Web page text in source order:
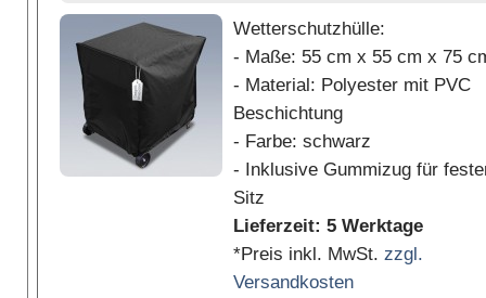
Wetterschutzhülle:
- Maße: 55 cm x 55 cm x 75
- Material: Polyester mit PVC
Beschichtung
- Farbe: schwarz
- Inklusive Gummizug für
Sitz
Lieferzeit: 5 Werktage
*Preis inkl. MwSt. zzgl.
Versandkosten